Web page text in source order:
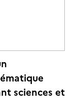
sciences et